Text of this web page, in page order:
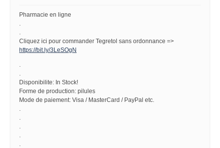
Pharmacie en ligne
.
.
Cliquez ici pour commander Tegretol sans ordonnance =>
https://bit.ly/3LeSOgN
.
.
Disponibilite: In Stock!
Forme de production: pilules
Mode de paiement: Visa / MasterCard / PayPal etc.
.
.
.
.
.